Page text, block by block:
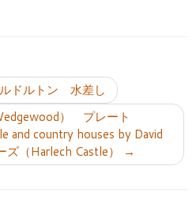
ドルトン 水差し
） プレート
and country houses by David
ズ（Harlech Castle）
→